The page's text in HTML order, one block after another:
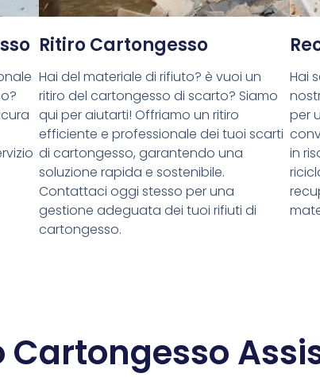
Ritiro Cartongesso
Hai del materiale di rifiuto? è vuoi un
ritiro del cartongesso di scarto? Siamo
qui per aiutarti! Offriamo un ritiro
efficiente e professionale dei tuoi scarti
di cartongesso, garantendo una
soluzione rapida e sostenibile.
Contattaci oggi stesso per una
gestione adeguata dei tuoi rifiuti di
cartongesso.
Hai
per
in